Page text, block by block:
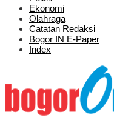
Ekonomi
Olahraga
Catatan Redaksi
Bogor IN E-Paper
Index